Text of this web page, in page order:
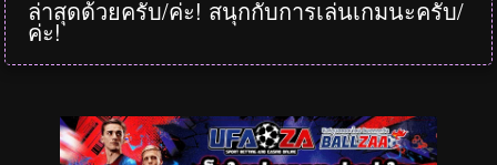
ล่าสุดด้วยครับ/ค่ะ! สนุกกับการเล่นเกมนะครับ/
ค่ะ!